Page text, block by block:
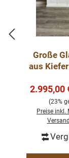
Große
aus
Weiß &
2.995,00
(23%
Preise inkl.